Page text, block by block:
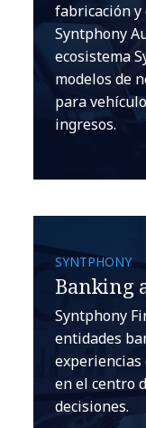
fabricación y
Syntphony
ecosistema
modelos de
para
ingresos.
SYNTPHONY
Banking
Syntphony
entidades
en el centro
decisiones.